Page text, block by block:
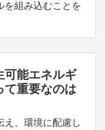
を組み込むことを
可能エネルギ
て重要なのは
え、環境に配慮し